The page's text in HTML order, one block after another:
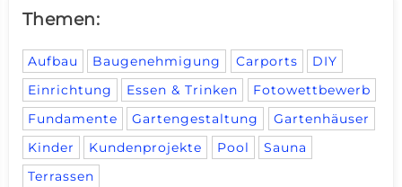
Themen:
Aufbau Baugenehmigung Carports
DIY
Einrichtung
Essen & Trinken
Fotowettbewerb
Fundamente
Gartengestaltung
Gartenhäuser
Kinder
Kundenprojekte Pool
Sauna
Terrassen